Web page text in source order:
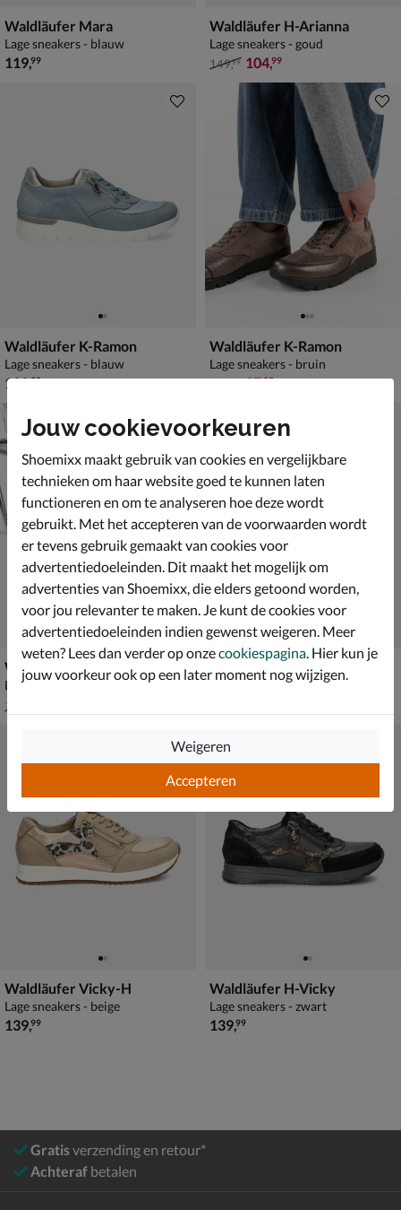
Waldläufer Mara
Lage sneakers - blauw
€ 119,99
119,99
Waldläufer H-Arianna
Lage sneakers - goud
van € 149,99 voor € 104,99
149,99 104,99
Waldläufer K-Ramon
Lage sneakers - blauw
€ 139,99
139,99
Waldläufer K-Ramon
Lage sneakers - bruin
van € 139,99 voor € 97,99
97,99
Waldläufer K-Funky
Lage sneakers - brons
van € 149,99 voor € 104,99
149
Waldläufer Janka
Lage sneakers - beige
Waldläufer Vicky-H
Lage sneakers - beige
€ 139,99
139,99
Waldläufer H-Vicky
Lage sneakers - zwart
€ 139,99
139,99
Gratisverzending en retour*
Achteraf betalen
Jouw cookievoorkeuren
Shoemixx maakt gebruik van cookies en vergelijkbare
technieken om haar website goed te kunnen laten
functioneren en om te analyseren hoe deze wordt
gebruikt. Met het accepteren van de voorwaarden wordt
er tevens gebruik gemaakt van cookies voor
advertentiedoeleinden. Dit maakt het mogelijk om
advertenties van Shoemixx, die elders getoond worden,
voor jou relevanter te maken. Je kunt de cookies voor
advertentiedoeleinden indien gewenst weigeren. Meer
weten? Lees dan verder op onzecookiespagina. Hier kun je
jouw voorkeur ook op een later moment nog wijzigen.
Accepteren
Weigeren